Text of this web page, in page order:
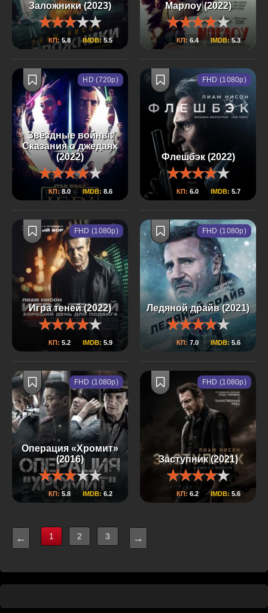
Заложники (2023)
КП: 5.8 IMDB:5.5
Марлоу (2022)
КП: 6.4 IMDB: 5.3
Звёздные войны:
Сказания о джедаях
(2022)
КП:8.0 IMDB: 8.6
HD (720p)
Флешбэк (2022)
КП: 6.0 IMDB: 5.7
FHD (1080p)
Игра теней (2022)
КП: 5.2 IMDB: 5.9
FHD (1080p)
Ледяной драйв (2021)
КП: 7.0 IMDB: 5.6
FHD (1080p)
Операция «Хромит»
(2016)
КП: 5.8 IMDB: 6.2
FHD (1080p)
Заступник (2021)
КП: 6.2 IMDB: 5.6
FHD (1080p)
← 1 2 3 →